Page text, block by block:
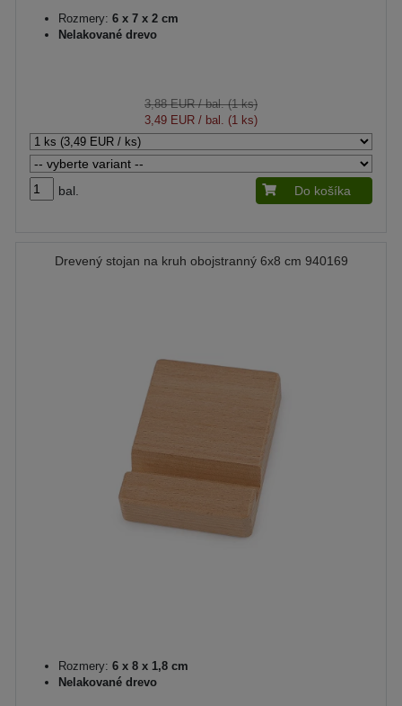
Rozmery: 6 x 7 x 2 cm
Nelakované drevo
3,88 EUR/ bal. (1 ks)
3,49 EUR / bal. (1 ks)
bal. Do košíka
Drevený stojan na kruh obojstranný 6x8 cm 940169
Rozmery: 6 x 8 x 1,8 cm
Nelakované drevo